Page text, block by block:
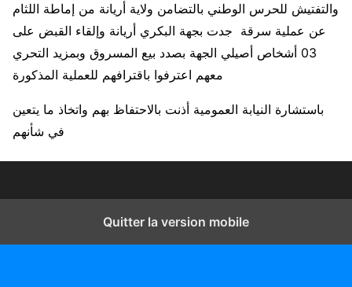
والتفتيش للحرس الوطني بالتضامن ولاية أريانة من إماطة اللثام
عن عملية سرقة جدت بجهة البكري أريانة وإلقاء القبض على
03 أشخاص أصيلي الجهة بصدد بيع المسروق وبمزيد التحري
معهم اعترفوا باقترافهم للعملية المذكورة
باستشارة النيابة العمومية أذنت بالاحتفاظ بهم واتخاذ ما يتعين
في شأنهم
Quitter la version mobile